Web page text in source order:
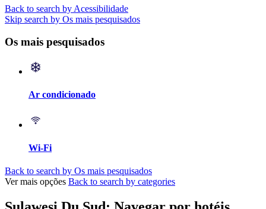
Back to search by Acessibilidade
Skip search by Os mais pesquisados
Os mais pesquisados
Ar condicionado
Wi-Fi
Back to search by Os mais pesquisados
Ver mais opções Back to search by categories